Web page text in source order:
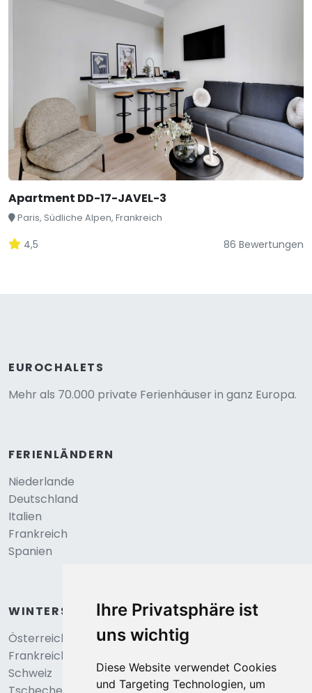
Ihre Privatsphäre ist
uns wichtig
Diese Website verwendet Cookies
und Targeting Technologien, um
Apartment DD-17-JAVEL-3
Paris, Südliche Alpen, Frankreich
4,5 86 Bewertungen
EUROCHALETS
Mehr als 70.000 private Ferienhäuser in ganz Europa.
FERIENLÄNDERN
Niederlande
Deutschland
Italien
Frankreich
Spanien
WINTERSPORT
Österreich
Frankreich
Schweiz